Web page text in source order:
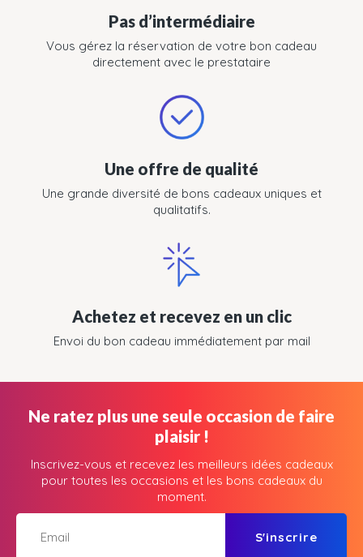
Pas d’intermédiaire
Vous gérez la réservation de votre bon cadeau
directement avec le prestataire
Une offre de qualité
Une grande diversité de bons cadeaux uniques et
qualitatifs.
Achetez et recevez en un clic
Envoi du bon cadeau immédiatement par mail
Ne ratez plus une seule occasion de faire
plaisir !
Inscrivez-vous et recevez les meilleurs idées cadeaux
pour toutes les occasions et les bons cadeaux du
moment.
S'inscrire